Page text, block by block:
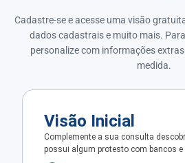
Cadastre-se e acesse uma visão
dados cadastrais e muito mais.
personalize com informações
medida.
Visão Inicial
Complemente a sua consulta
possui algum protesto com bancos